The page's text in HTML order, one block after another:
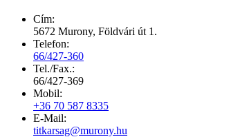
Cím:
5672 Murony, Földvári út 1.
Telefon:
66/427-360
Tel./Fax.:
66/427-369
Mobil:
+36 70 587 8335
E-Mail:
titkarsag@murony.hu